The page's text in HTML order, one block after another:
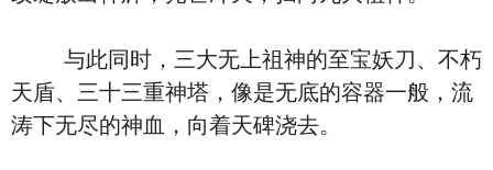
与此同时，三大无上祖神的至宝妖刀、不朽
天盾、三十三重神塔，像是无底的容器一般，流
涛下无尽的神血，向着天碑浇去。